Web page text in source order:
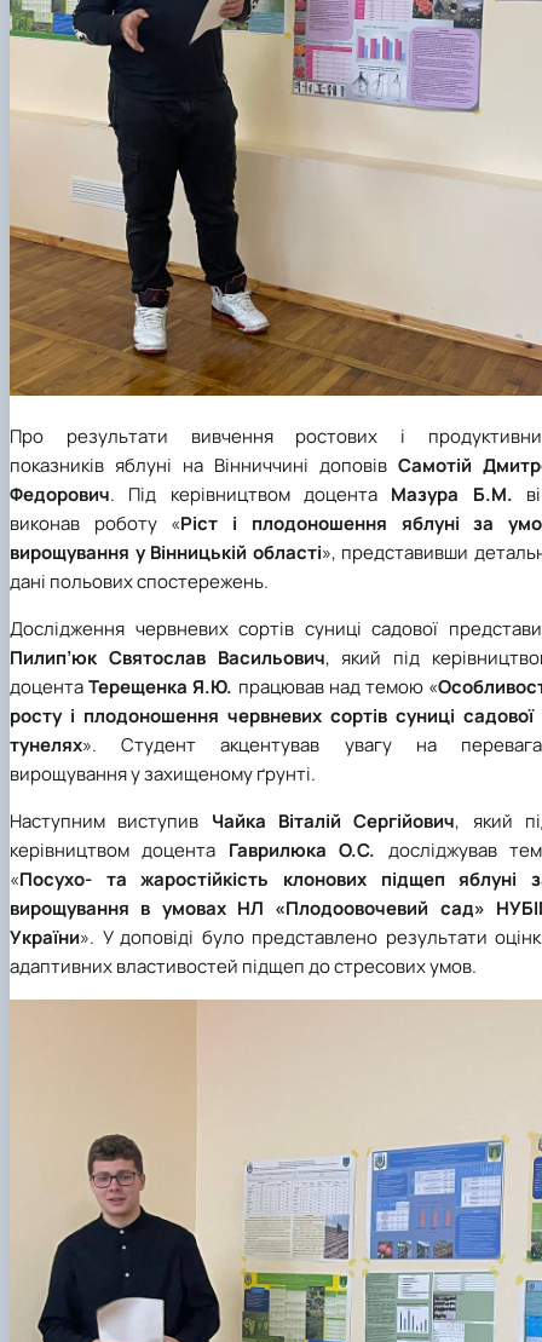
Про результати вивчення ростових і
показників яблуні на Вінниччині доповів Самотій
Федорович. Під керівництвом доцента Мазура Б.М.
виконав роботу «Ріст і плодоношення яблуні за
вирощування у Вінницькій області», представивши
дані польових спостережень.
Дослідження червневих сортів суниці садової
Пилип’юк Святослав Васильович, який під
доцентаТерещенка Я.Ю. працював над темою «
росту і плодоношення червневих сортів суниці садової
тунелях». Студент акцентував увагу на
вирощування у захищеному ґрунті.
Наступним виступив Чайка Віталій Сергійович, який
керівництвом доцента Гаврилюка О.С. досліджував
«Посухо- та жаростійкість клонових підщеп яблуні
вирощування в умовах НЛ «Плодоовочевий сад»
України». У доповіді було представлено результати
адаптивних властивостей підщеп до стресових умов.